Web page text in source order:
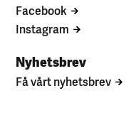
Facebook
Instagram
Nyhetsbrev
Få vårt nyhetsbrev